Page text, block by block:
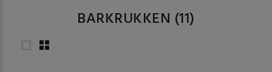
BARKRUKKEN (11)